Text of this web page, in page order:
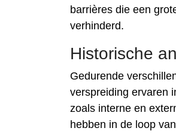
barrières die een
verhinderd.
Historische
Gedurende
verspreiding ervaren
zoals interne en
hebben in de loop